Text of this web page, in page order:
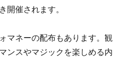
開催されます。
マネーの配布もあります。観
ンスやマジックを楽しめる内